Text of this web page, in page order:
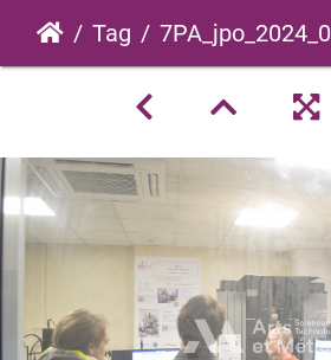
Tag 7PA_jpo_2024_0037